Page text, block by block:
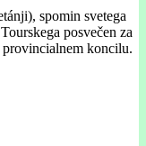
spomin svetega
posvečen za
provincialnem koncilu.